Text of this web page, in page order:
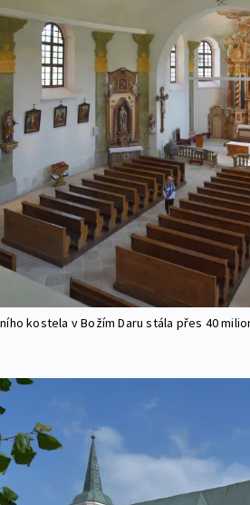
kostela v Božím Daru stála přes 40